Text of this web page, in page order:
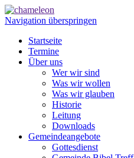
Navigation überspringen
Startseite
Termine
Über uns
Wer wir sind
Was wir wollen
Was wir glauben
Historie
Leitung
Downloads
Gemeindeangebote
Gottesdienst